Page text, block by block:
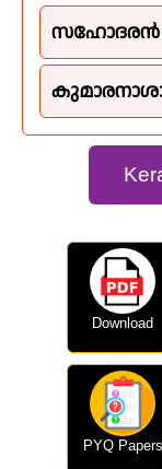
സഹോദരൻ
Download
PYQ Papers